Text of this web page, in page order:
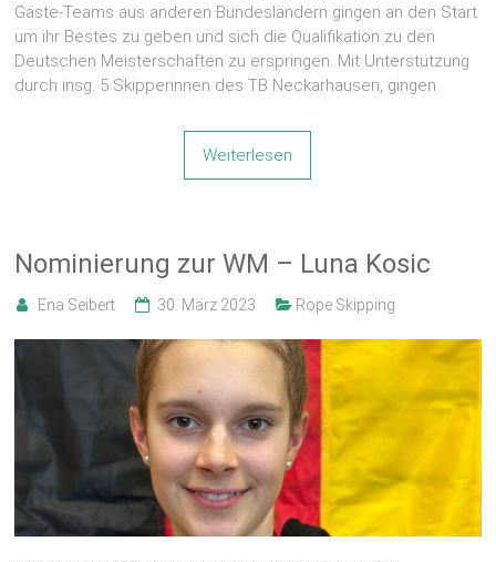
Gäste‑Teams aus anderen Bundesländern gingen an den Start
um ihr Bestes zu geben und sich die Qualifikation zu den
Deutschen Meisterschaften zu erspringen. Mit Unterstützung
durch insg. 5 Skipperinnen des TB Neckarhausen, gingen
Weiterlesen
Nominierung zur WM – Luna Kosic
Ena Seibert 30. März 2023 Rope Skipping